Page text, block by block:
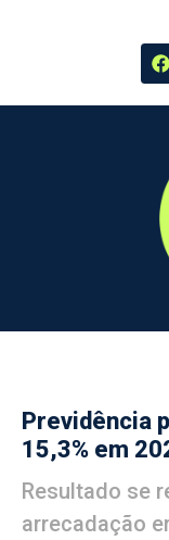
Previdência
15,3% em
Resultado se
arrecadação